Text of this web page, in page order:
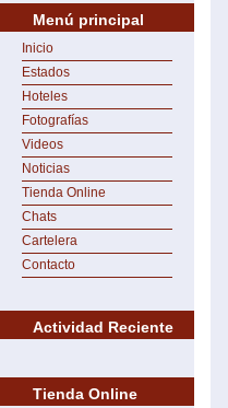
Menú principal
Inicio
Estados
Hoteles
Fotografías
Videos
Noticias
Tienda Online
Chats
Cartelera
Contacto
Actividad Reciente
Tienda Online